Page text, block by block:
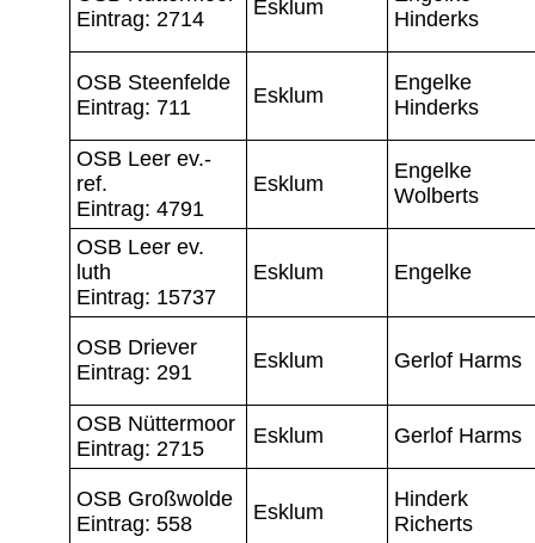
Eintrag: 2714
Esklum
Hinderks
OSB Steenfelde
Eintrag: 711
Esklum
Engelke
Hinderks
OSB Leer ev.-
ref.
Eintrag: 4791
Esklum
Engelke
Wolberts
OSB Leer ev.
luth
Eintrag: 15737
Esklum Engelke
OSB Driever
Eintrag: 291
Esklum Gerlof Harms
OSB Nüttermoor
Eintrag: 2715
Esklum Gerlof Harms
OSB Großwolde
Eintrag: 558
Esklum
Hinderk
Richerts